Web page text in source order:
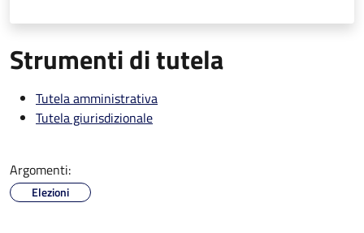
Strumenti di tutela
Tutela amministrativa
Tutela giurisdizionale
Argomenti:
Elezioni